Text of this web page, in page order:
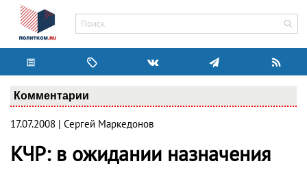
Комментарии
17.07.2008 | Сергей Маркедонов
КЧР: в ожидании назначения